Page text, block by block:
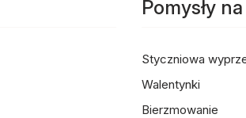
Pomysły
Styczniowa
Walentynki
Bierzmowanie